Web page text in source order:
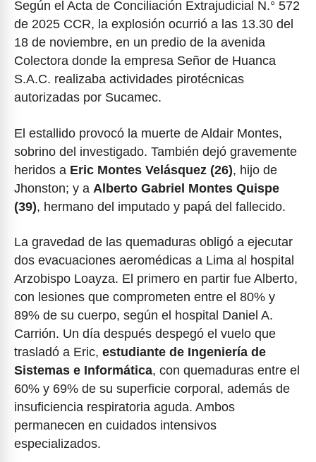
Según el Acta de Conciliación Extrajudicial N.° 572
de 2025 CCR, la explosión ocurrió a las 13.30 del
18 de noviembre, en un predio de la avenida
Colectora donde la empresa Señor de Huanca
S.A.C. realizaba actividades pirotécnicas
autorizadas por Sucamec.
El estallido provocó la muerte de Aldair Montes,
sobrino del investigado. También dejó gravemente
heridos a Eric Montes Velásquez (26), hijo de
Jhonston; y a Alberto Gabriel Montes Quispe
(39), hermano del imputado y papá del fallecido.
La gravedad de las quemaduras obligó a ejecutar
dos evacuaciones aeromédicas a Lima al hospital
Arzobispo Loayza. El primero en partir fue Alberto,
con lesiones que comprometen entre el 80% y
89% de su cuerpo, según el hospital Daniel A.
Carrión. Un día después despegó el vuelo que
trasladó a Eric, estudiante de Ingeniería de
Sistemas e Informática, con quemaduras entre el
60% y 69% de su superficie corporal, además de
insuficiencia respiratoria aguda. Ambos
permanecen en cuidados intensivos
especializados.